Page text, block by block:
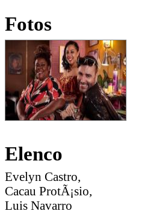
Fotos
Elenco
Evelyn Castro,
Cacau ProtÃ¡sio,
Luis Navarro